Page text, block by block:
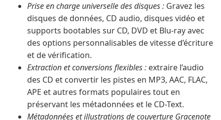
Prise en charge universelle des disques : Gravez les
disques de données, CD audio, disques vidéo et
supports bootables sur CD, DVD et Blu-ray avec
des options personnalisables de vitesse d’écriture
et de vérification.
Extraction et conversions flexibles : extraire l’audio
des CD et convertir les pistes en MP3, AAC, FLAC,
APE et autres formats populaires tout en
préservant les métadonnées et le CD-Text.
Métadonnées et illustrations de couverture Gracenote